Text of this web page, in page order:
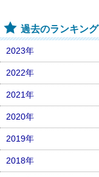
過去のランキング
2023年
2022年
2021年
2020年
2019年
2018年